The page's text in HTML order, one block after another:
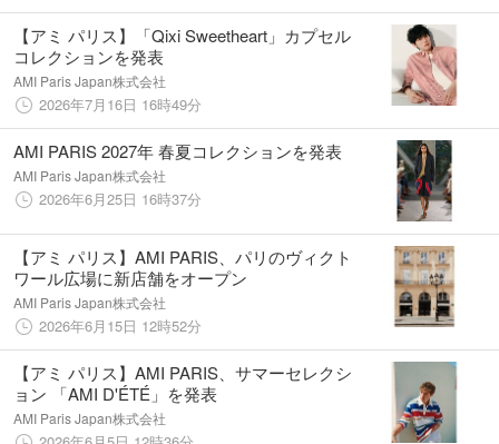
【アミ パリス】「Qixi Sweetheart」カプセル
コレクションを発表
AMI Paris Japan株式会社
2026年7月16日 16時49分
AMI PARIS 2027年 春夏コレクションを発表
AMI Paris Japan株式会社
2026年6月25日 16時37分
【アミ パリス】AMI PARIS、パリのヴィクト
ワール広場に新店舗をオープン
AMI Paris Japan株式会社
2026年6月15日 12時52分
【アミ パリス】AMI PARIS、サマーセレクシ
ョン 「AMI D'ÉTÉ」を発表
AMI Paris Japan株式会社